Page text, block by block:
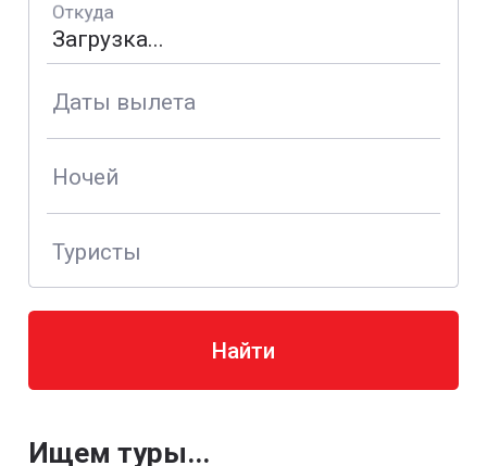
Откуда
Даты вылета
Ночей
Туристы
Найти
Ищем туры...